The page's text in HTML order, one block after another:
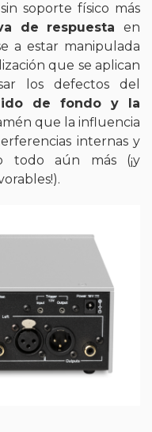
soporte físico más
de respuestaen
a estar manipulada
que se aplican
los defectos del
de fondo y la
que la influencia
internas y
todo aún más (¡y